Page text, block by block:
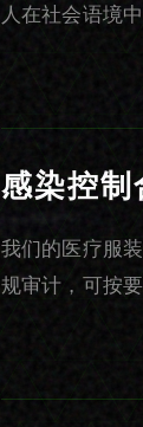
人在社会语境
感染控制
我们的医疗服
规审计，可按